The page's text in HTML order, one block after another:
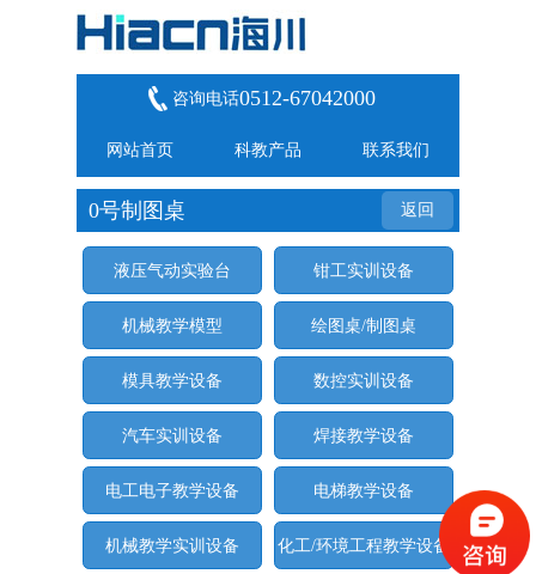
咨询电话0512-67042000
网站首页 科教产品 联系我们
返回
0号制图桌
液压气动实验台 钳工实训设备
机械教学模型 绘图桌/制图桌
模具教学设备 数控实训设备
汽车实训设备 焊接教学设备
电工电子教学设备 电梯教学设备
机械教学实训设备 化工/环境工程教学设备